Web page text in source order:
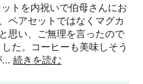
トを内祝いで伯母さんにお
ペアセットではなくマグカ
思い、ご無理を言ったので
た。コーヒーも美味しそう
続きを読む